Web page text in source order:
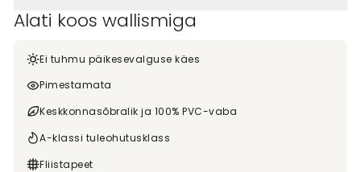
Alati koos wallismiga
Ei tuhmu päikesevalguse käes
Pimestamata
Keskkonnasõbralik ja 100% PVC-vaba
A-klassi tuleohutusklass
Fliistapeet